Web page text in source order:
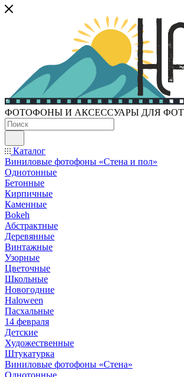
ФОТОФОНЫ И АКСЕССУАРЫ ДЛЯ
Каталог
Виниловые фотофоны «Стена и пол»
Однотонные
Бетонные
Кирпичные
Каменные
Bokeh
Абстрактные
Деревянные
Винтажные
Узорные
Цветочные
Школьные
Новогодние
Haloween
Пасхальные
14 февраля
Детские
Художественные
Штукатурка
Виниловые фотофоны «Стена»